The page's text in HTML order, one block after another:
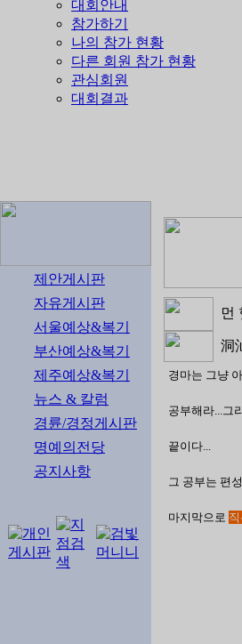
대회안내
참가하기
나의 참가 현황
다른 회원 참가 현황
관심회원
대회결과
제안게시판
자유게시판
서울예상&복기
부산예상&복기
제주예상&복기
뉴스 & 칼럼
경륜/경정게시판
명예의전당
공지사항
먼
洞
경마는 그냥
공부해라...그
끝이다...
그 공부는 편
마지막으로